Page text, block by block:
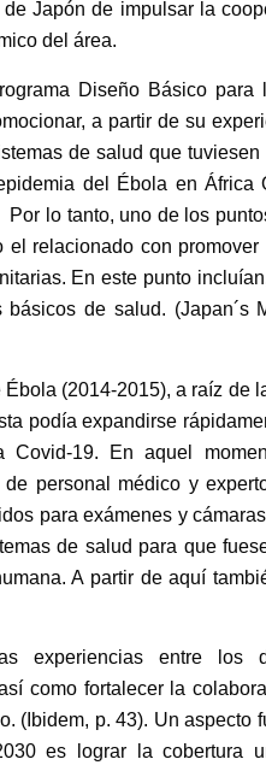
Japón de impulsar la
del área.
Diseño Básico
a partir de su
de salud que
del Ébola en África
lo tanto, uno de los
relacionado con
En este punto
básicos de salud. (Japan´s
(2014-2015), a raíz de
podía expandirse
19. En aquel
personal médico y
para exámenes y
de salud para que
A partir de aquí
experiencias entre los
como fortalecer la
( Ibidem, p. 43). Un aspecto
es lograr la cobertura